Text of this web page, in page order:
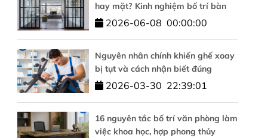
hay mặt? Kinh nghiệm bố trí bàn
làm việc hợp phong thủy
2026-06-08 00:00:00
Nguyên nhân chính khiến ghế xoay
bị tụt và cách nhận biết đúng
2026-03-30 22:39:01
16 nguyên tắc bố trí văn phòng làm
việc khoa học, hợp phong thủy